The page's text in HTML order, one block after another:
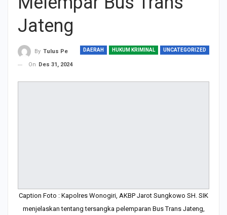
Jateng
DAERAH HUKUM KRIMINAL UNCATEGORIZED
By Tulus Pe
On
Des 31, 2024
Caption Foto : Kapolres Wonogiri, AKBP Jarot Sungkowo SH. SIK
menjelaskan tentang tersangka pelemparan Bus Trans Jateng,